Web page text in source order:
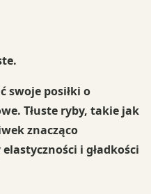
swoje posiłki o
. Tłuste ryby, takie jak
znacząco
i gładkości